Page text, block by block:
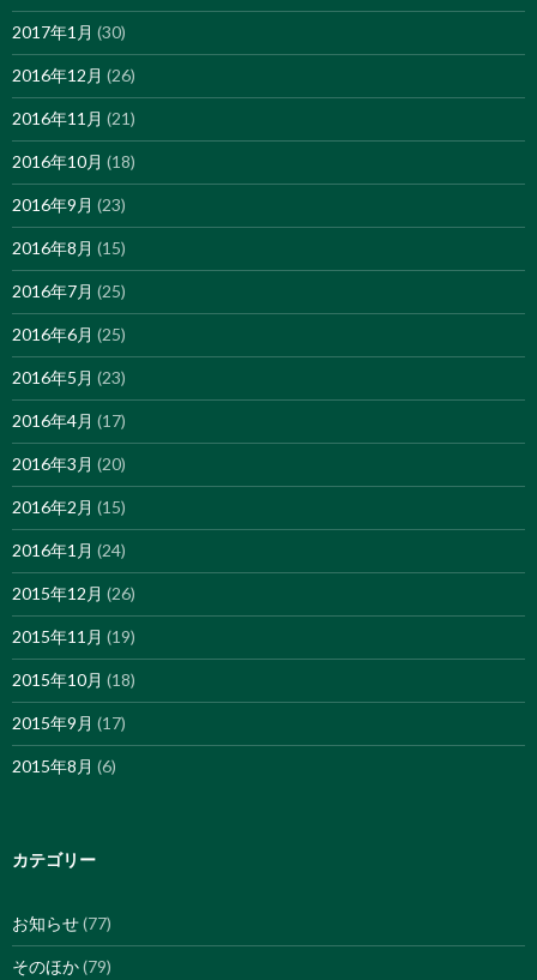
2017年1月 (30)
2016年12月 (26)
2016年11月 (21)
2016年10月 (18)
2016年9月 (23)
2016年8月 (15)
2016年7月 (25)
2016年6月 (25)
2016年5月 (23)
2016年4月 (17)
2016年3月 (20)
2016年2月 (15)
2016年1月 (24)
2015年12月 (26)
2015年11月 (19)
2015年10月 (18)
2015年9月 (17)
2015年8月 (6)
カテゴリー
お知らせ(77)
そのほか(79)